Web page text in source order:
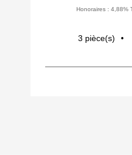
Honoraires : 4,88%
3 pièce(s)